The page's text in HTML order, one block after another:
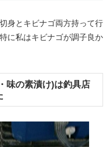
身とキビナゴ両方持って行
に私はキビナゴが調子良か
味の素漬け)は釣具店